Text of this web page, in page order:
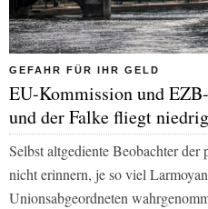
GEFAHR FÜR IHR GELD
EU-Kommission und
und der Falke fliegt niedrig
Selbst altgediente Beobachter
nicht erinnern, je so viel
Unionsabgeordneten